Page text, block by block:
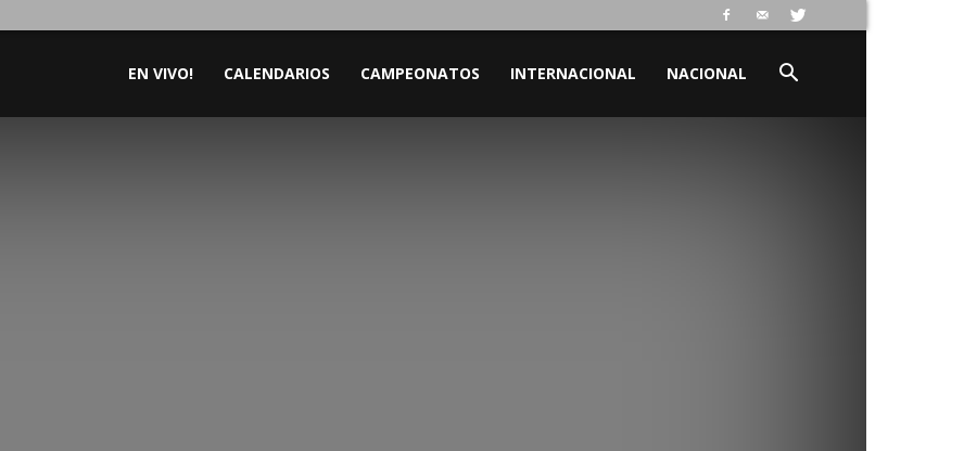
EN VIVO! CALENDARIOS CAMPEONATOS INTERNACIONAL NACIONAL